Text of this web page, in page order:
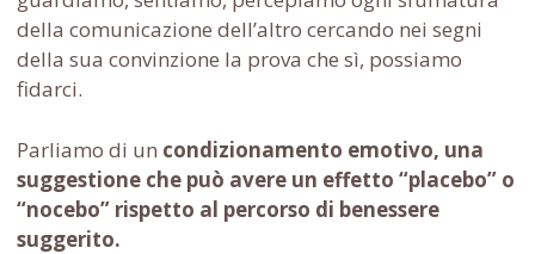
della comunicazione dell’altro cercando nei segni
della sua convinzione la prova che sì, possiamo
fidarci.
Parliamo di un condizionamento emotivo, una
suggestione che può avere un effetto “placebo” o
“nocebo” rispetto al percorso di benessere
suggerito.